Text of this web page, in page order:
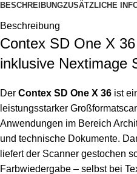
BESCHREIBUNGZUSÄTZLICHE
Beschreibung
Contex SD One X
inklusive Nextimage
Der Contex SD One X 36 ist
leistungsstarker
Anwendungen im Bereich
und technische Dokumente.
liefert der Scanner gestochen
Farbwiedergabe – selbst bei